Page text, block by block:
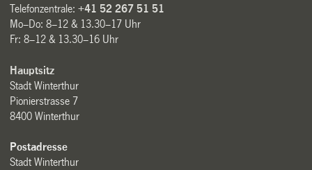
Telefonzentrale:+41 52 267 51 51
Mo–Do: 8–12 & 13.30–17 Uhr
Fr: 8–12 & 13.30–16 Uhr
Hauptsitz
Stadt Winterthur
Pionierstrasse 7
8400 Winterthur
Postadresse
Stadt Winterthur